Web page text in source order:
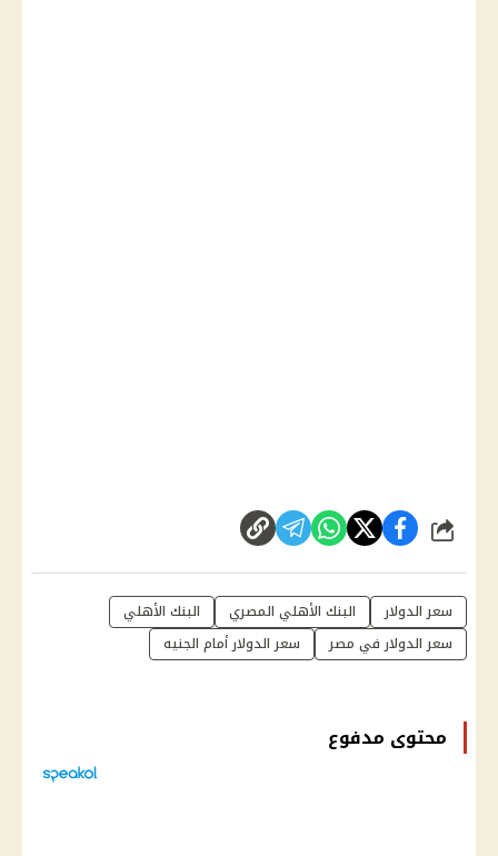
شارك
سعر الدولار البنك الأهلي المصري
البنك الأهلي
سعر الدولار في مصر
سعر الدولار أمام الجنيه
محتوى مدفوع